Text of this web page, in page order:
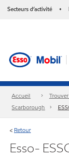
Secteurs d’activité •
Accueil
Scarborough
< Retour
Esso-